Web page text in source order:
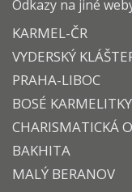
Odkazy na jiné
KARMEL-ČR
VYDERSKÝ
PRAHA-LIBOC
BOSÉ KARMELITKY
CHARISMATICKÁ
BAKHITA
MALÝ BERANOV